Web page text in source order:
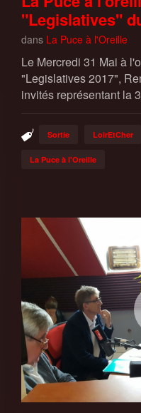
"Legislatives"
dans La Puce à l'Oreille
Le Mercredi 31 Mai à
"Legislatives 2017",
invités représentant la
Sortie LoirEtCher
La Puce à l'Oreille